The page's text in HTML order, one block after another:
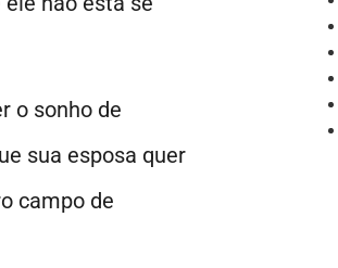
o sonho de
sua esposa quer
campo de